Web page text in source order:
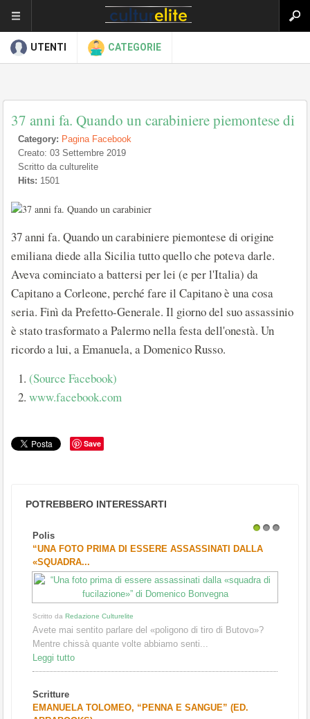
UTENTI CATEGORIE
37 anni fa. Quando un carabiniere piemontese di
Category: Pagina Facebook
Creato: 03 Settembre 2019
Scritto da culturelite
Hits: 1501
37 anni fa. Quando un carabiniere piemontese di origine
emiliana diede alla Sicilia tutto quello che poteva darle.
Aveva cominciato a battersi per lei (e per l'Italia) da
Capitano a Corleone, perché fare il Capitano è una cosa
seria. Finì da Prefetto-Generale. Il giorno del suo assassinio
è stato trasformato a Palermo nella festa dell'onestà. Un
ricordo a lui, a Emanuela, a Domenico Russo.
(Source Facebook)
www.facebook.com
Save
POTREBBERO INTERESSARTI
Polis
“UNA FOTO PRIMA DI ESSERE ASSASSINATI DALLA
«SQUADRA...
Scritto da Redazione Culturelite
Avete mai sentito parlare del «poligono di tiro di Butovo»?
Mentre chissà quante volte abbiamo senti...
Leggi tutto
Scritture
EMANUELA TOLOMEO, “PENNA E SANGUE” (ED.